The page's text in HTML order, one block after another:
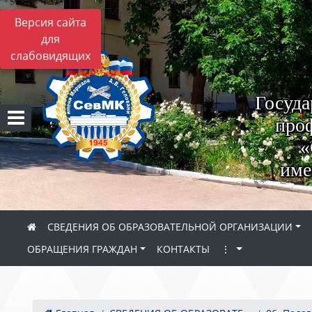
Версия сайта
для
слабовидящих
СВЕДЕНИЯ ОБ ОБРАЗОВАТЕЛЬНОЙ ОРГАНИЗАЦИИ
ОБРАЩЕНИЯ ГРАЖДАН
КОНТАКТЫ ⋮